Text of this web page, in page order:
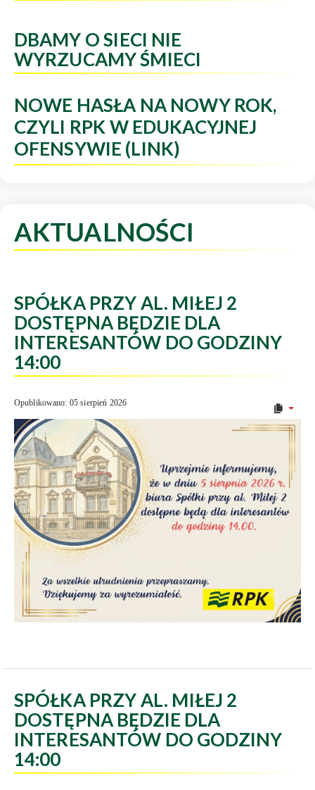
DBAMY O SIECI NIE
WYRZUCAMY ŚMIECI
NOWE HASŁA NA NOWY ROK,
CZYLI RPK W EDUKACYJNEJ
OFENSYWIE (LINK)
AKTUALNOŚCI
SPÓŁKA PRZY AL. MIŁEJ 2
DOSTĘPNA BĘDZIE DLA
INTERESANTÓW DO GODZINY
14:00
Opublikowano: 05 sierpień 2026
SPÓŁKA PRZY AL. MIŁEJ 2
DOSTĘPNA BĘDZIE DLA
INTERESANTÓW DO GODZINY
14:00